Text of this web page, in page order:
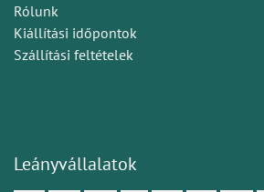
Rólunk
Kiállítási időpontok
Szállítási feltételek
Leányvállalatok